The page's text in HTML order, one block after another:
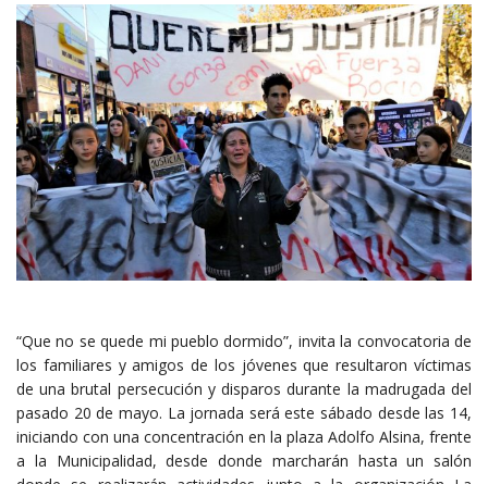
“Que no se quede mi pueblo dormido”, invita la convocatoria de
los familiares y amigos de los jóvenes que resultaron víctimas
de una brutal persecución y disparos durante la madrugada del
pasado 20 de mayo. La jornada será este sábado desde las 14,
iniciando con una concentración en la plaza Adolfo Alsina, frente
a la Municipalidad, desde donde marcharán hasta un salón